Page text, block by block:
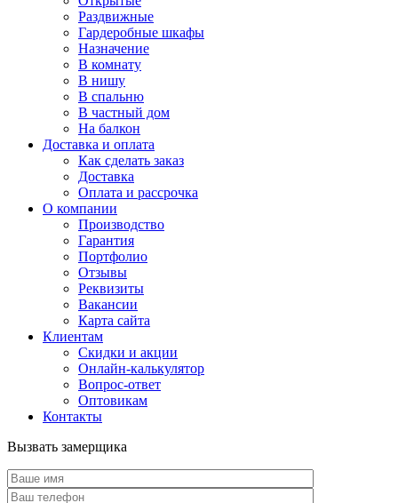
Раздвижные
Гардеробные шкафы
Назначение
В комнату
В нишу
В спальню
В частный дом
На балкон
Доставка и оплата
Как сделать заказ
Доставка
Оплата и рассрочка
О компании
Производство
Гарантия
Портфолио
Отзывы
Реквизиты
Вакансии
Карта сайта
Клиентам
Скидки и акции
Онлайн-калькулятор
Вопрос-ответ
Оптовикам
Контакты
Вызвать замерщика